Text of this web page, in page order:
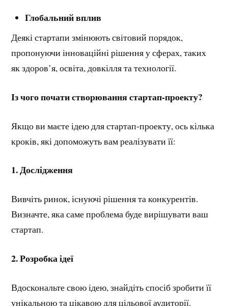
Глобальний вплив
Деякі стартапи змінюють світовий порядок,
пропонуючи інноваційні рішення у сферах, таких
як здоров’я, освіта, довкілля та технології.
Із чого почати створювання стартап-проекту?
Якщо ви маєте ідею для стартап-проекту, ось кілька
кроків, які допоможуть вам реалізувати її:
1. Дослідження
Вивчіть ринок, існуючі рішення та конкурентів.
Визначте, яка саме проблема буде вирішувати ваш
стартап.
2.Розробка ідеї
Вдоскональте свою ідею, знайдіть спосіб зробити її
унікальною та цікавою для цільової аудиторії.